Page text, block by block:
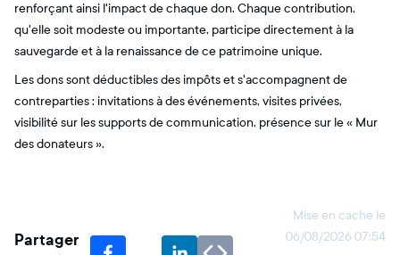
renforçant ainsi l'impact de chaque don. Chaque contribution,
qu'elle soit modeste ou importante, participe directement à la
sauvegarde et à la renaissance de ce patrimoine unique.
Les dons sont déductibles des impôts et s'accompagnent de
contreparties : invitations à des événements, visites privées,
visibilité sur les supports de communication, présence sur le « Mur
des donateurs ».
Partager
Mise en cache le
06/08/2026 07:54